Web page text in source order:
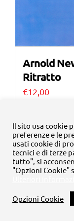
Arnold
Ritratto
€12,00
Occasione!
Il sito usa cookie
preferenze e le
usati cookie di
tecnici e di terze
tutto", si
"Opzioni Cookie"
Opzioni Cookie